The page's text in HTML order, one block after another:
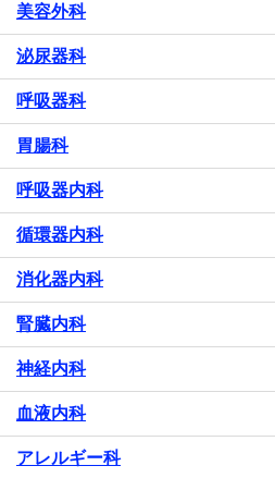
美容外科
泌尿器科
呼吸器科
胃腸科
呼吸器内科
循環器内科
消化器内科
腎臓内科
神経内科
血液内科
アレルギー科